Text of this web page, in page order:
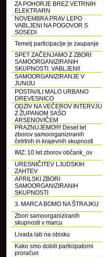
ZA POHORJE BREZ VETRNIH
ELEKTRARN
NOVEMBRA PRAV LEPO
VABLJENI NA POGOVOR S
SOSEDI
Temelj participacije je zaupanje
SPET ZAČENJAMO Z ZBORI
SAMOORGANIZIRANIH
SKUPNOSTI. VABLJENI!
SAMOORGANIZIRANJE V
JUNIJU
POSTAVILI MALO URBANO
DREVESNICO
ODZIV NA VEČEROV INTERVJU
Z ŽUPANOM SAŠO
ARSENOVIČEM
PRAZNUJEMO!!!! Deset let
zborov samoorganiziranih
četrtnih in krajevnih skupnosti
IMZ: 10 let zborov občank_ov
URESNIČITEV LJUDSKIH
ZAHTEV
APRILSKI ZBORI
SAMOORGANIZIRANIH
SKUPNOSTI
3. MARCA BOMO NA ŠTRAJKU
Zbori samoorganiziranih
skupnosti v marcu
Livada lab na obisku
Kako smo dobili participatorni
proračun